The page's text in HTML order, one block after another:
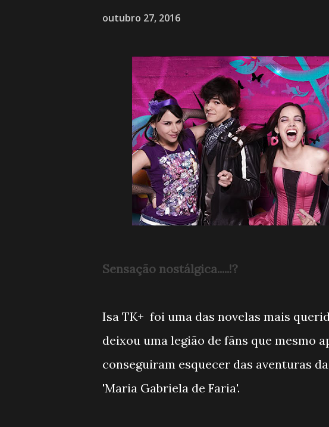
outubro 27, 2016
Sensação nostálgica.....!?
Isa TK+ foi uma das novelas mais
deixou uma legião de fãns que mesmo
conseguiram esquecer das aventuras
'Maria Gabriela de Faria'.